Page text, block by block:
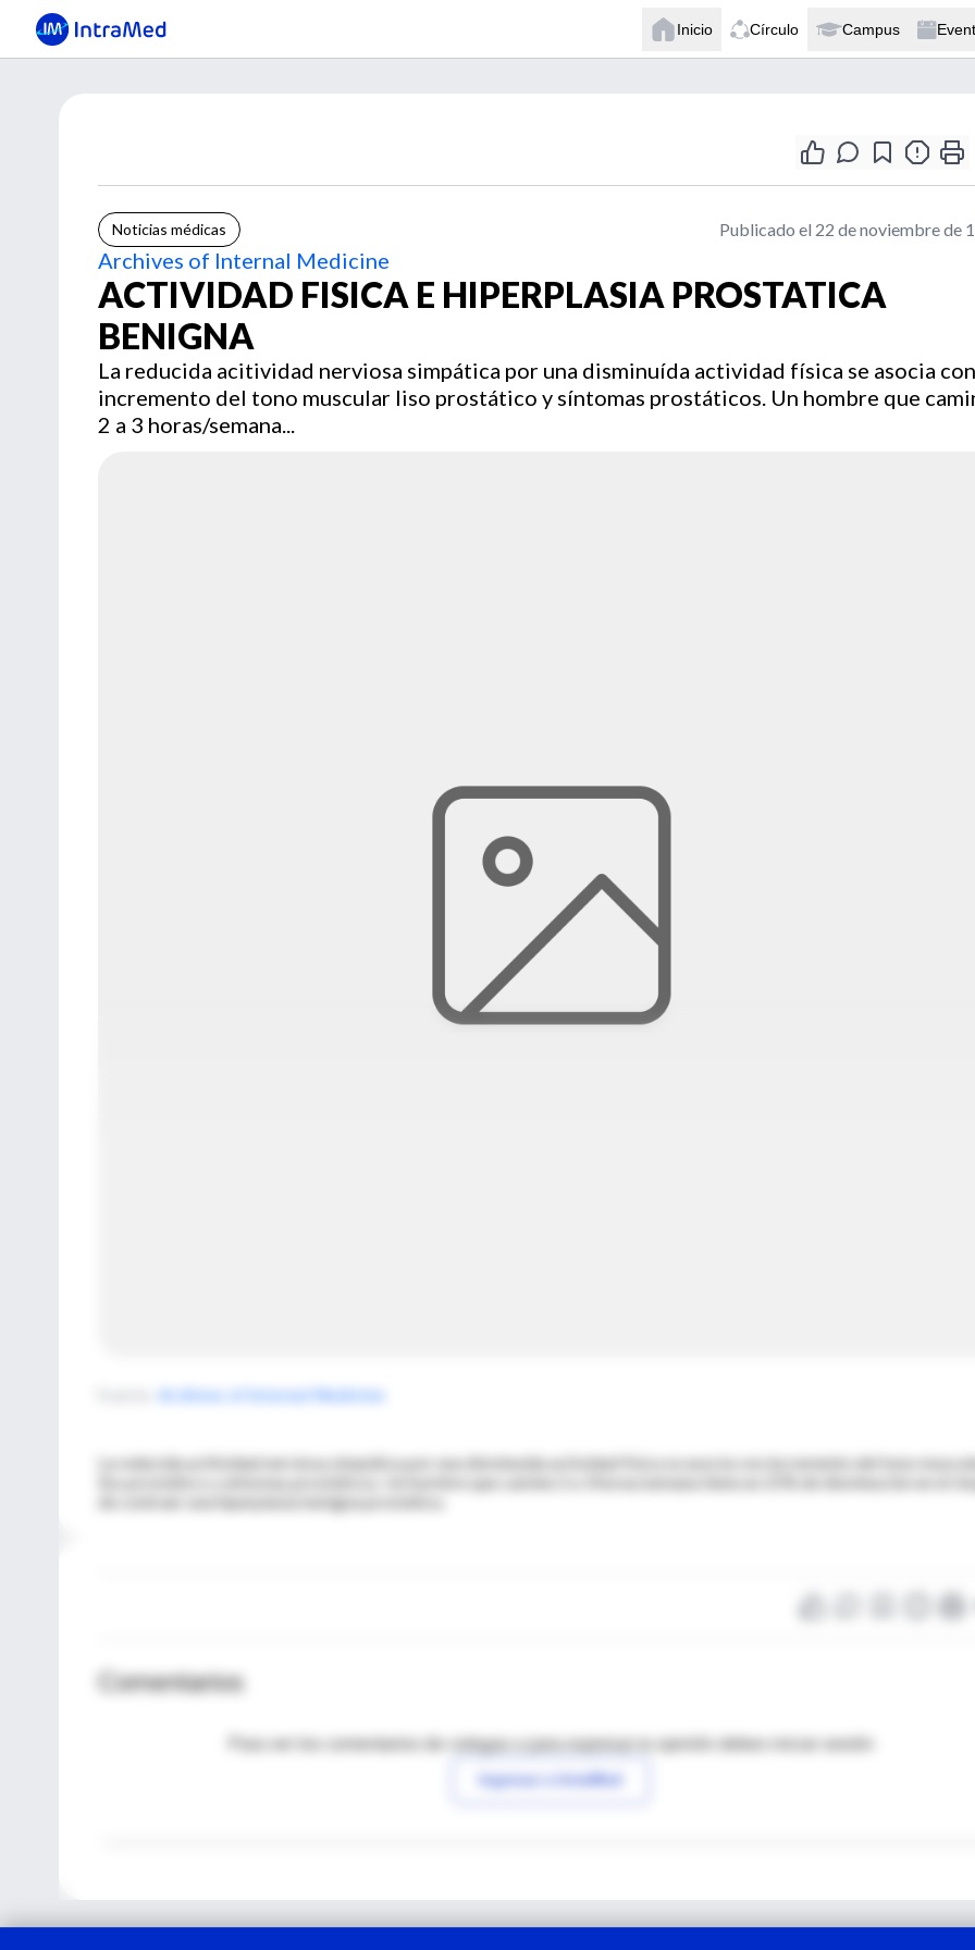
Inicio Círculo Campus
Noticias médicas Publicado el 22 de noviembre de
Archives of Internal Medicine
ACTIVIDAD FISICA E HIPERPLASIA PROSTATICA
BENIGNA
La reducida acitividad nerviosa simpática por una disminuída actividad física se asocia con
incremento del tono muscular liso prostático y síntomas prostáticos. Un hombre que
2 a 3 horas/semana...
Archives of Internal Medicine
La reducida acitividad nerviosa simpática por una disminuída actividad física se asocia con incremento del tono
Comentarios
Para ver los comentarios de colegas o para expresar tu opinión debes iniciar sesión
Ingresar a IntraMed